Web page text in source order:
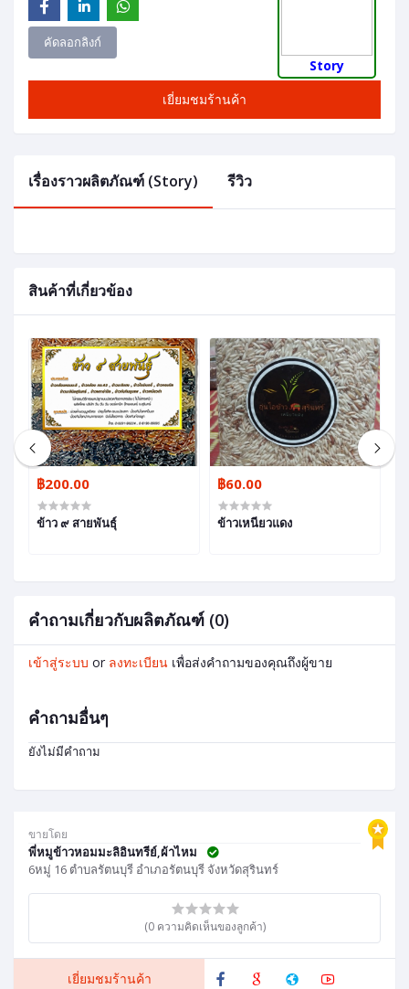
คัดลอกลิงก์
เยี่ยมชมร้านค้า
Story
ขายโดย
พี่หมูข้าวหอมมะลิอินทรีย์,ผ้าไหม
6หมู่ 16 ตำบลรัตนบุรี อำเภอรัตนบุรี จังหวัดสุรินทร์
(0 ความคิดเห็นของลูกค้า)
เยี่ยมชมร้านค้า
เรื่องราวผลิตภัณฑ์ (Story) รีวิว
สินค้าที่เกี่ยวข้อง
฿200.00
ข้าว ๙ สายพันธุ์
฿60.00
ข้าวเหนียวแดง
คำถามเกี่ยวกับผลิตภัณฑ์ (0)
เข้าสู่ระบบ or ลงทะเบียน เพื่อส่งคำถามของคุณถึงผู้ขาย
คำถามอื่นๆ
ยังไม่มีคำถาม